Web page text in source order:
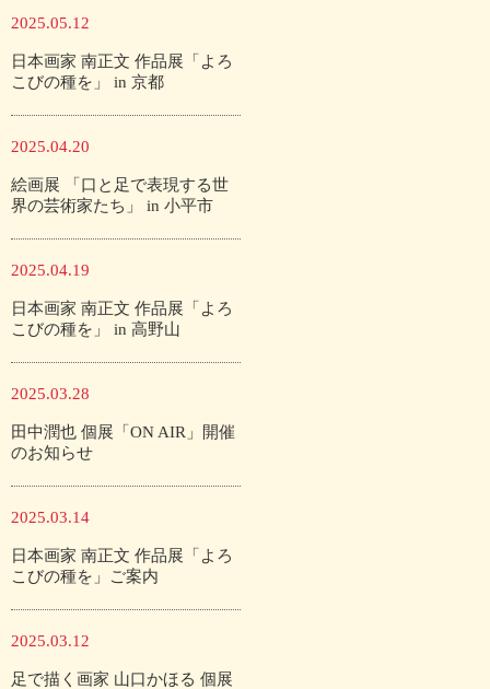
2025.05.12
日本画家 南正文 作品展「よろ
こびの種を」 in 京都
2025.04.20
絵画展 「口と足で表現する世
界の芸術家たち」 in 小平市
2025.04.19
日本画家 南正文 作品展「よろ
こびの種を」 in 高野山
2025.03.28
田中潤也 個展「ON AIR」開催
のお知らせ
2025.03.14
日本画家 南正文 作品展「よろ
こびの種を」ご案内
2025.03.12
足で描く画家 山口かほる 個展